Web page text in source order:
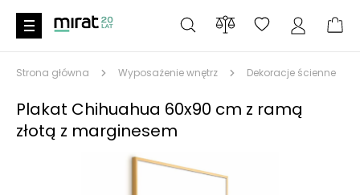
Strona główna Wyposażenie wnętrz Dekoracje ścienne
Plakat Chihuahua 60x90 cm z ramą
złotą z marginesem